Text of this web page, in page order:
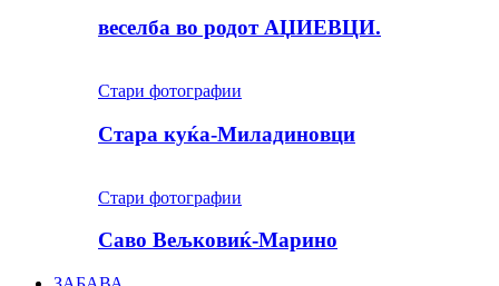
веселба во родот АЏИЕВЦИ.
Стари фотографии
Стара куќа-Миладиновци
Стари фотографии
Саво Вељковиќ-Марино